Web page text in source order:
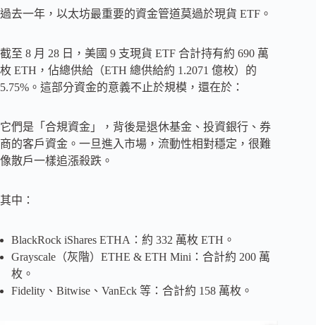
過去一年，以太坊最重要的資金管道莫過於現貨 ETF。
截至 8 月 28 日，美國 9 支現貨 ETF 合計持有約 690 萬
枚 ETH，佔總供給（ETH 總供給約 1.2071 億枚）的
5.75%。這部分資金的意義不止於規模，還在於：
它們是「合規資金」，背後是退休基金、投資銀行、券
商的客戶資金。一旦進入市場，流動性相對穩定，很難
像散戶一樣追漲殺跌。
其中：
BlackRock iShares ETHA：約 332 萬枚 ETH。
Grayscale（灰階）ETHE & ETH Mini：合計約 200 萬
枚。
Fidelity、Bitwise、VanEck 等：合計約 158 萬枚。